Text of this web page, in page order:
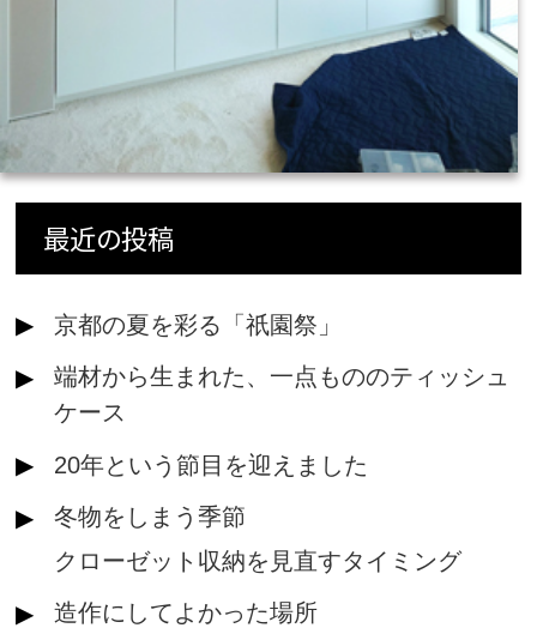
最近の投稿
京都の夏を彩る「祇園祭」
端材から生まれた、一点もののティッシュ
ケース
20年という節目を迎えました
冬物をしまう季節
クローゼット収納を見直すタイミング
造作にしてよかった場所